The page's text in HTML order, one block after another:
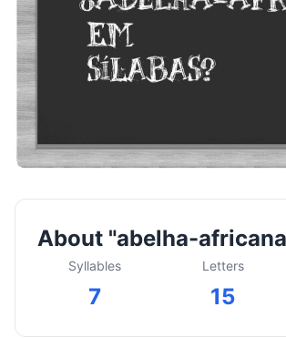
About "abelha-
Syllables
7
Letters
15